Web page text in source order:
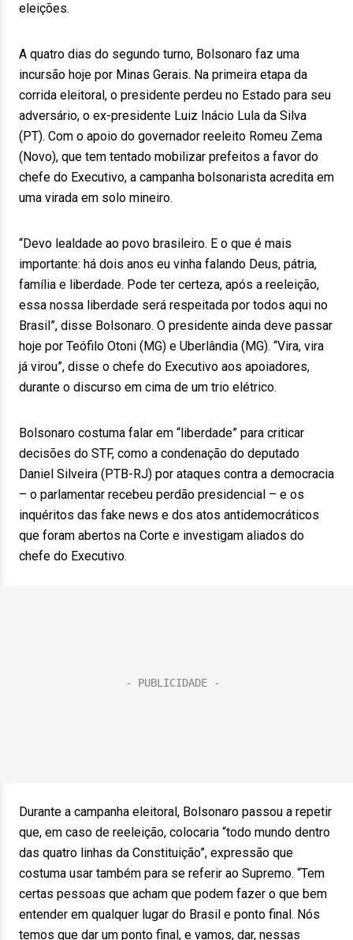
eleições.
A quatro dias do segundo turno, Bolsonaro faz uma
incursão hoje por Minas Gerais. Na primeira etapa da
corrida eleitoral, o presidente perdeu no Estado para seu
adversário, o ex-presidente Luiz Inácio Lula da Silva
(PT). Com o apoio do governador reeleito Romeu Zema
(Novo), que tem tentado mobilizar prefeitos a favor do
chefe do Executivo, a campanha bolsonarista acredita em
uma virada em solo mineiro.
“Devo lealdade ao povo brasileiro. E o que é mais
importante: há dois anos eu vinha falando Deus, pátria,
família e liberdade. Pode ter certeza, após a reeleição,
essa nossa liberdade será respeitada por todos aqui no
Brasil”, disse Bolsonaro. O presidente ainda deve passar
hoje por Teófilo Otoni (MG) e Uberlândia (MG). “Vira, vira
já virou”, disse o chefe do Executivo aos apoiadores,
durante o discurso em cima de um trio elétrico.
Bolsonaro costuma falar em “liberdade” para criticar
decisões do STF, como a condenação do deputado
Daniel Silveira (PTB-RJ) por ataques contra a democracia
– o parlamentar recebeu perdão presidencial – e os
inquéritos das fake news e dos atos antidemocráticos
que foram abertos na Corte e investigam aliados do
chefe do Executivo.
Durante a campanha eleitoral, Bolsonaro passou a repetir
que, em caso de reeleição, colocaria “todo mundo dentro
das quatro linhas da Constituição”, expressão que
costuma usar também para se referir ao Supremo. “Tem
certas pessoas que acham que podem fazer o que bem
entender em qualquer lugar do Brasil e ponto final. Nós
temos que dar um ponto final, e vamos, dar, nessas